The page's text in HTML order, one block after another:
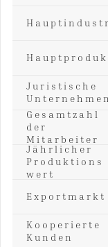
Juristische
Gesamtzahl
der
Mitarbeiter
Jährlicher
Produktions
wert
Exportmarkt
Kooperierte
Kunden